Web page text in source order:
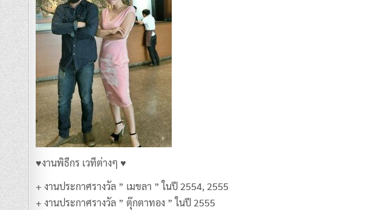
♥งานพิธีกร เวทีต่างๆ ♥
+ งานประกาศรางวัล ” เมขลา ” ในปี 2554, 2555
+ งานประกาศรางวัล ” ตุ๊กตาทอง ” ในปี 2555